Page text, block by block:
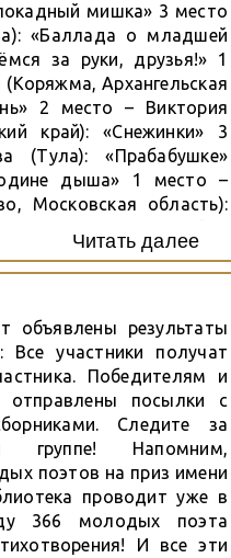
мишка» 3 место
«Баллада о младшей
за руки, друзья!» 1
Архангельская
2 место – Виктория
край): «Снежинки» 3
(Тула): «Прабабушке»
дыша» 1 место –
Московская область):
Читать далее
результаты
Все участники получат
Победителям и
отправлены посылки с
Следите за
группе! Напомним,
поэтов на приз имени
проводит уже в
366 молодых поэта
И все эти